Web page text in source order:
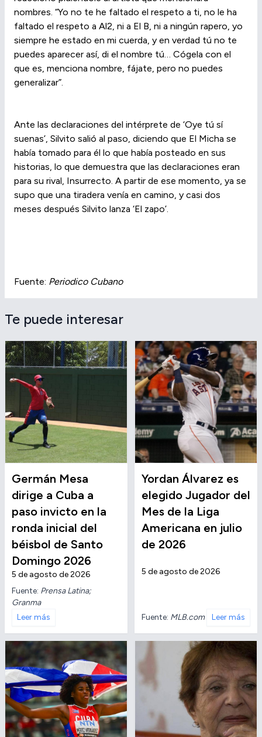
nombres. “Yo no te he faltado el respeto a ti, no le ha
faltado el respeto a Al2, ni a El B, ni a ningún rapero, yo
siempre he estado en mi cuerda, y en verdad tú no te
puedes aparecer así, di el nombre tú… Cógela con el
que es, menciona nombre, fájate, pero no puedes
generalizar”.
Ante las declaraciones del intérprete de ‘Oye tú sí
suenas’, Silvito salió al paso, diciendo que El Micha se
había tomado para él lo que había posteado en sus
historias, lo que demuestra que las declaraciones eran
para su rival, Insurrecto. A partir de ese momento, ya se
supo que una tiradera venía en camino, y casi dos
meses después Silvito lanza ‘El zapo’.
Fuente: Periodico Cubano
Te puede interesar
Germán Mesa
dirige a Cuba a
paso invicto en la
ronda inicial del
béisbol de Santo
Domingo 2026
5 de agosto de 2026
Fuente: Prensa Latina;
Granma
Leer más
Yordan Álvarez es
elegido Jugador del
Mes de la Liga
Americana en julio
de 2026
5 de agosto de 2026
Fuente: MLB.com Leer más